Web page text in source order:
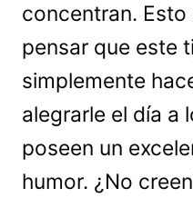
concentran. Esto
pensar que este
simplemente
alegrarle el día a
poseen un
humor. ¿No